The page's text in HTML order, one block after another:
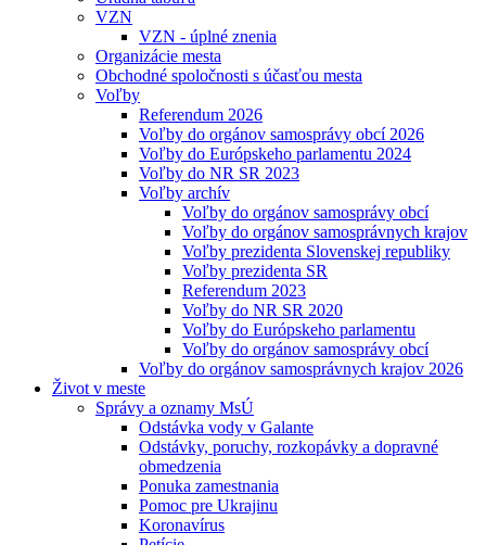
VZN
VZN - úplné znenia
Organizácie mesta
Obchodné spoločnosti s účasťou mesta
Voľby
Referendum 2026
Voľby do orgánov samosprávy obcí 2026
Voľby do Európskeho parlamentu 2024
Voľby do NR SR 2023
Voľby archív
Voľby do orgánov samosprávy obcí
Voľby do orgánov samosprávnych krajov
Voľby prezidenta Slovenskej republiky
Voľby prezidenta SR
Referendum 2023
Voľby do NR SR 2020
Voľby do Európskeho parlamentu
Voľby do orgánov samosprávy obcí
Voľby do orgánov samosprávnych krajov 2026
Život v meste
Správy a oznamy MsÚ
Odstávka vody v Galante
Odstávky, poruchy, rozkopávky a dopravné
obmedzenia
Ponuka zamestnania
Pomoc pre Ukrajinu
Koronavírus